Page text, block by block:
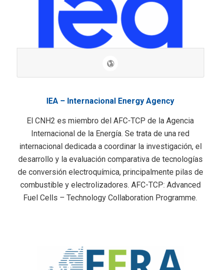
IEA – Internacional Energy Agency
El CNH2 es miembro del AFC-TCP de la Agencia
Internacional de la Energía. Se trata de una red
internacional dedicada a coordinar la investigación, el
desarrollo y la evaluación comparativa de tecnologías
de conversión electroquímica, principalmente pilas de
combustible y electrolizadores. AFC-TCP: Advanced
Fuel Cells – Technology Collaboration Programme.